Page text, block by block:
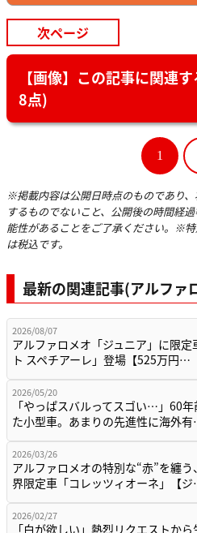
次ページ
【画像】この記事に関連
8点)
1
※掲載内容は公開日時点のものであり
するものでないこと、公開後の時間経
能性があることをご了承ください。※
は税込です。
最新の関連記事(アルファ
2026/08/07
アルファロメオ「ジュニア」に限定
ト スペチアーレ」登場【525万円…
2026/05/20
「やっぱスバルってスゴい…」60
た小型車。あまりの先進性に海外
2026/03/26
アルファロメオの特別な“赤”を纏
界限定車「コレッツィオーネ」【
2026/02/27
「白が欲しい」熱烈リクエストか